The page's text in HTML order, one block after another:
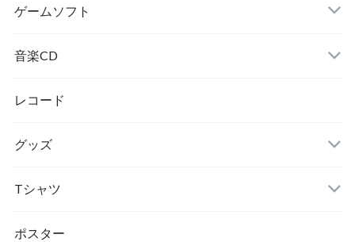
ゲームソフト
音楽CD
レコード
グッズ
Tシャツ
ポスター